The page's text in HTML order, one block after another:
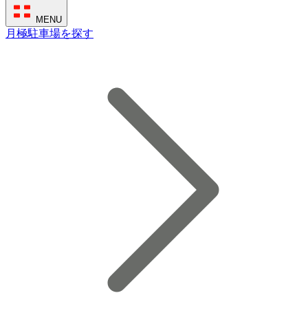
MENU
月極駐車場を探す